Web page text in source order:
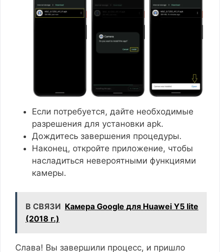
Если потребуется, дайте необходимые
разрешения для установки apk.
Дождитесь завершения процедуры.
Наконец, откройте приложение, чтобы
насладиться невероятными функциями
камеры.
В СВЯЗИ Камера Google для Huawei Y5 lite
(2018 г.)
Слава! Вы завершили процесс, и пришло